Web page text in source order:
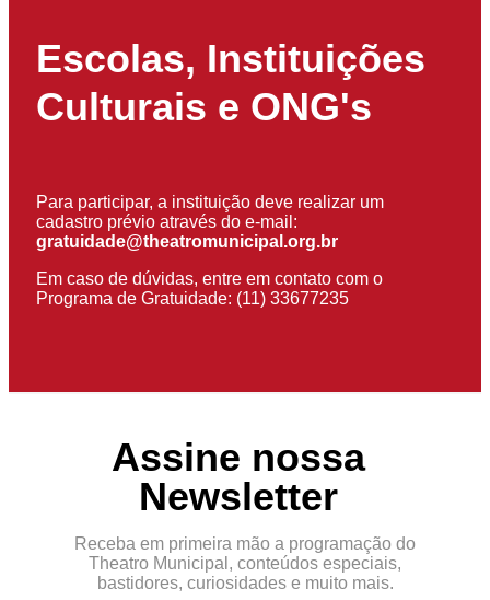
Escolas, Instituições
Culturais e ONG's
Para participar, a instituição deve realizar um
cadastro prévio através do e-mail:
gratuidade@theatromunicipal.org.br
Em caso de dúvidas, entre em contato com o
Programa de Gratuidade: (11) 33677235
Assine nossa
Newsletter
Receba em primeira mão a programação do
Theatro Municipal, conteúdos especiais,
bastidores, curiosidades e muito mais.